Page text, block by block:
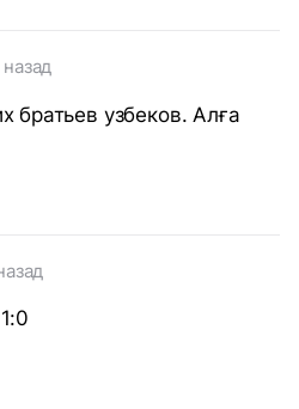
братьев узбеков. Алға